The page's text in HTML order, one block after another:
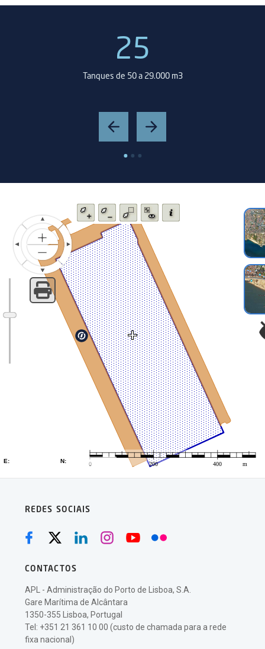
25
Tanques de 50 a 29.000 m3
REDES SOCIAIS
CONTACTOS
APL - Administração do Porto de Lisboa, S.A.
Gare Marítima de Alcântara
1350-355 Lisboa, Portugal
Tel: +351 21 361 10 00 (custo de chamada para a rede
fixa nacional)